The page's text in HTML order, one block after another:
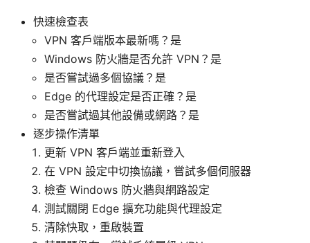
快速檢查表
VPN 客戶端版本最新嗎？是
Windows 防火牆是否允許 VPN？是
是否嘗試過多個協議？是
Edge 的代理設定是否正確？是
是否嘗試過其他設備或網路？是
逐步操作清單
更新 VPN 客戶端並重新登入
在 VPN 設定中切換協議，嘗試多個伺服器
檢查 Windows 防火牆與網路設定
測試關閉 Edge 擴充功能與代理設定
清除快取，重啟裝置